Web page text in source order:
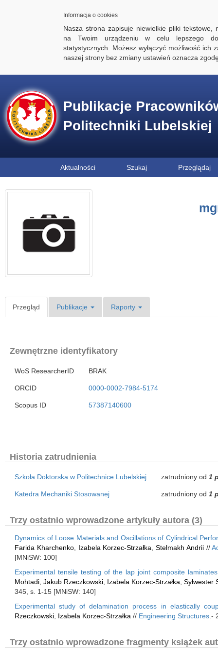
Informacja o cookies
Nasza strona zapisuje niewielkie pliki tekstowe,
na Twoim urządzeniu w celu lepszego
statystycznych. Możesz wyłączyć możliwość ich
naszej strony bez zmiany ustawień oznacza
Publikacje
Politechniki Lubelskiej
Aktualności Szukaj Przeglądaj
Przegląd Publikacje Raporty
Zewnętrzne identyfikatory
WoS ResearcherID BRAK
ORCID 0000-0002-7984-5174
Scopus ID 57387140600
Historia zatrudnienia
Szkoła Doktorska w Politechnice Lubelskiej zatrudniony od 1
Katedra Mechaniki Stosowanej zatrudniony od 1
Trzy ostatnio wprowadzone artykuły autora (3)
Dynamics of Loose Materials and Oscillations of Cylindrical
Farida Kharchenko, Izabela Korzec-Strzałka Stelmakh Andrii//
[MNiSW: 100]
Experimental tensile testing of the lap joint composite
Mohtadi Jakub Rzeczkowski Izabela Korzec-Strzałka Sylwester
345, s. 1-15 [MNiSW: 140]
Experimental study of delamination process in elastically
Rzeczkowski Izabela Korzec-Strzałka // Engineering Structures .-
Trzy ostatnio wprowadzone fragmenty książek